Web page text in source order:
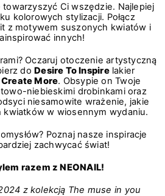
Ci wszędzie. Najlepiej
kolorowych stylizacji. Połącz
z motywem suszonych kwiatów i
innych!
Oczaruj otoczenie artystyczną
doDesire To Inspirelakier
More. Obsypie on Twoje
niebieskimi drobinkami oraz
niesamowite wrażenie, jakie
kwiatków w wiosennym wydaniu.
Poznaj nasze inspiracje
zachwycać świat!
razem z NEONAIL!
z kolekcją The muse in you